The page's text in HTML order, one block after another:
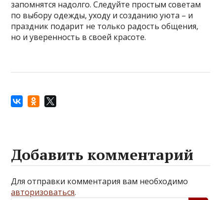
запомнятся надолго. Следуйте простым советам
по выбору одежды, уходу и созданию уюта – и
праздник подарит не только радость общения,
но и уверенность в своей красоте.
Добавить комментарий
Для отправки комментария вам необходимо
авторизоваться.